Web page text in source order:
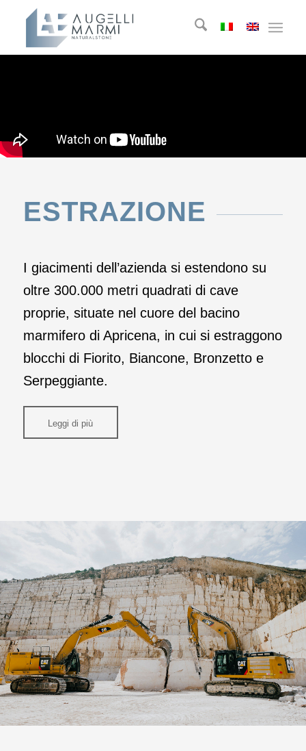
ESTRAZIONE
I giacimenti dell’azienda si estendono su
oltre 300.000 metri quadrati di cave
proprie, situate nel cuore del bacino
marmifero di Apricena, in cui si estraggono
blocchi di Fiorito, Biancone, Bronzetto e
Serpeggiante.
Leggi di più